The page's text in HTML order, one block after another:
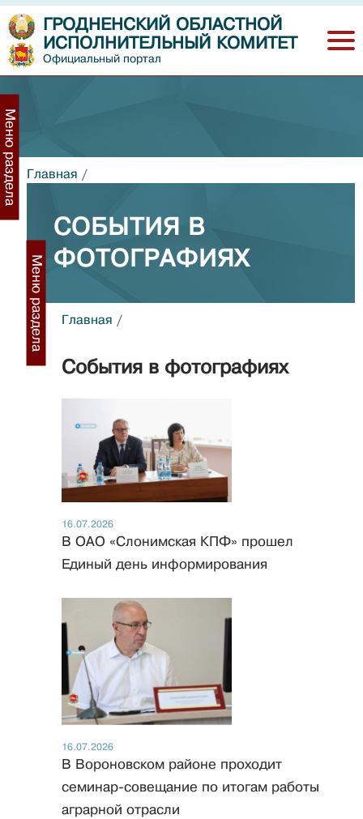
ГРОДНЕНСКИЙ ОБЛАСТНОЙ
ИСПОЛНИТЕЛЬНЫЙ КОМИТЕТ
Официальный портал
Меню раздела Главная /
СОБЫТИЯ В
ФОТОГРАФИЯХ
Меню раздела Главная /
События в фотографиях
16.07.2026
В ОАО «Слонимская КПФ» прошел
Единый день информирования
16.07.2026
В Вороновском районе проходит
семинар-совещание по итогам работы
аграрной отрасли